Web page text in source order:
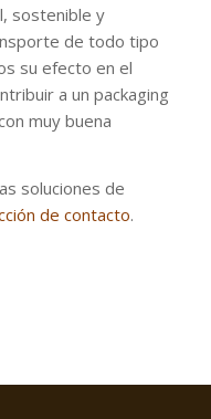
sostenible y
de todo tipo
su efecto en el
a un packaging
muy buena
soluciones de
de contacto.